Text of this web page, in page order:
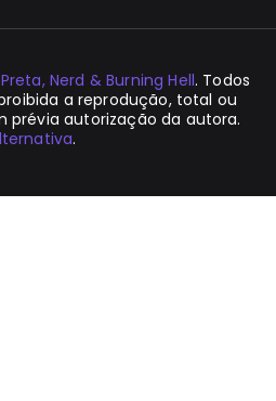
Preta, Nerd & Burning Hell. Todos
a reprodução, total ou
prévia autorização da autora.
.